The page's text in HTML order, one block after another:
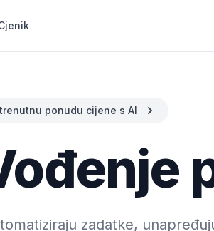
ponudu cijene s AI
zadatke,